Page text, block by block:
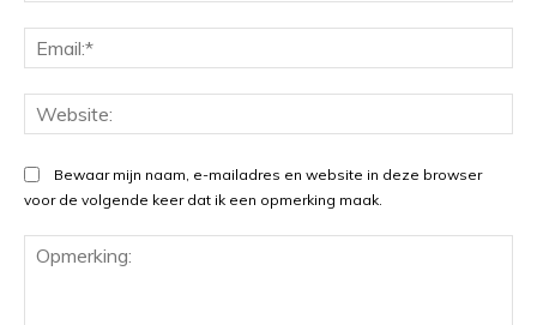
Bewaar mijn naam, e-mailadres en website in deze browser
voor de volgende keer dat ik een opmerking maak.